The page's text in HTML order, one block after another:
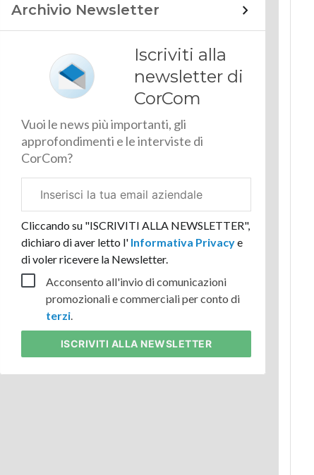
Archivio Newsletter
Iscriviti alla
newsletter di
CorCom
Vuoi le news più importanti, gli
approfondimenti e le interviste di
CorCom?
aziendale
Cliccando su "ISCRIVITI ALLA NEWSLETTER",
dichiaro di aver letto l'Informativa Privacye
di voler ricevere la Newsletter.
Acconsento all'invio di comunicazioni
promozionali e commerciali per conto di
terzi.
ISCRIVITI ALLA NEWSLETTER